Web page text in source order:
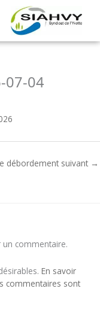
07-04
débordement suivant →
commentaire.
En savoir
commentaires sont